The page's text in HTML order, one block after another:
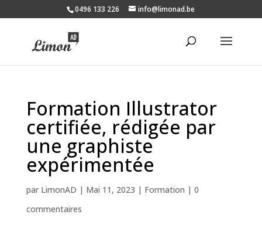
0496 133 226 info@limonad.be
Formation Illustrator
certifiée, rédigée par
une graphiste
expérimentée
par LimonAD | Mai 11, 2023 | Formation | 0
commentaires